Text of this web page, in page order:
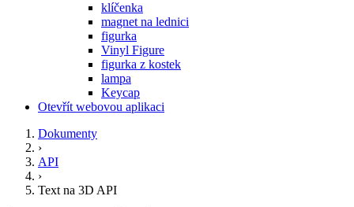
klíčenka
magnet na lednici
figurka
Vinyl Figure
figurka z kostek
lampa
Keycap
Otevřít webovou aplikaci
Dokumenty
›
API
›
Text na 3D API